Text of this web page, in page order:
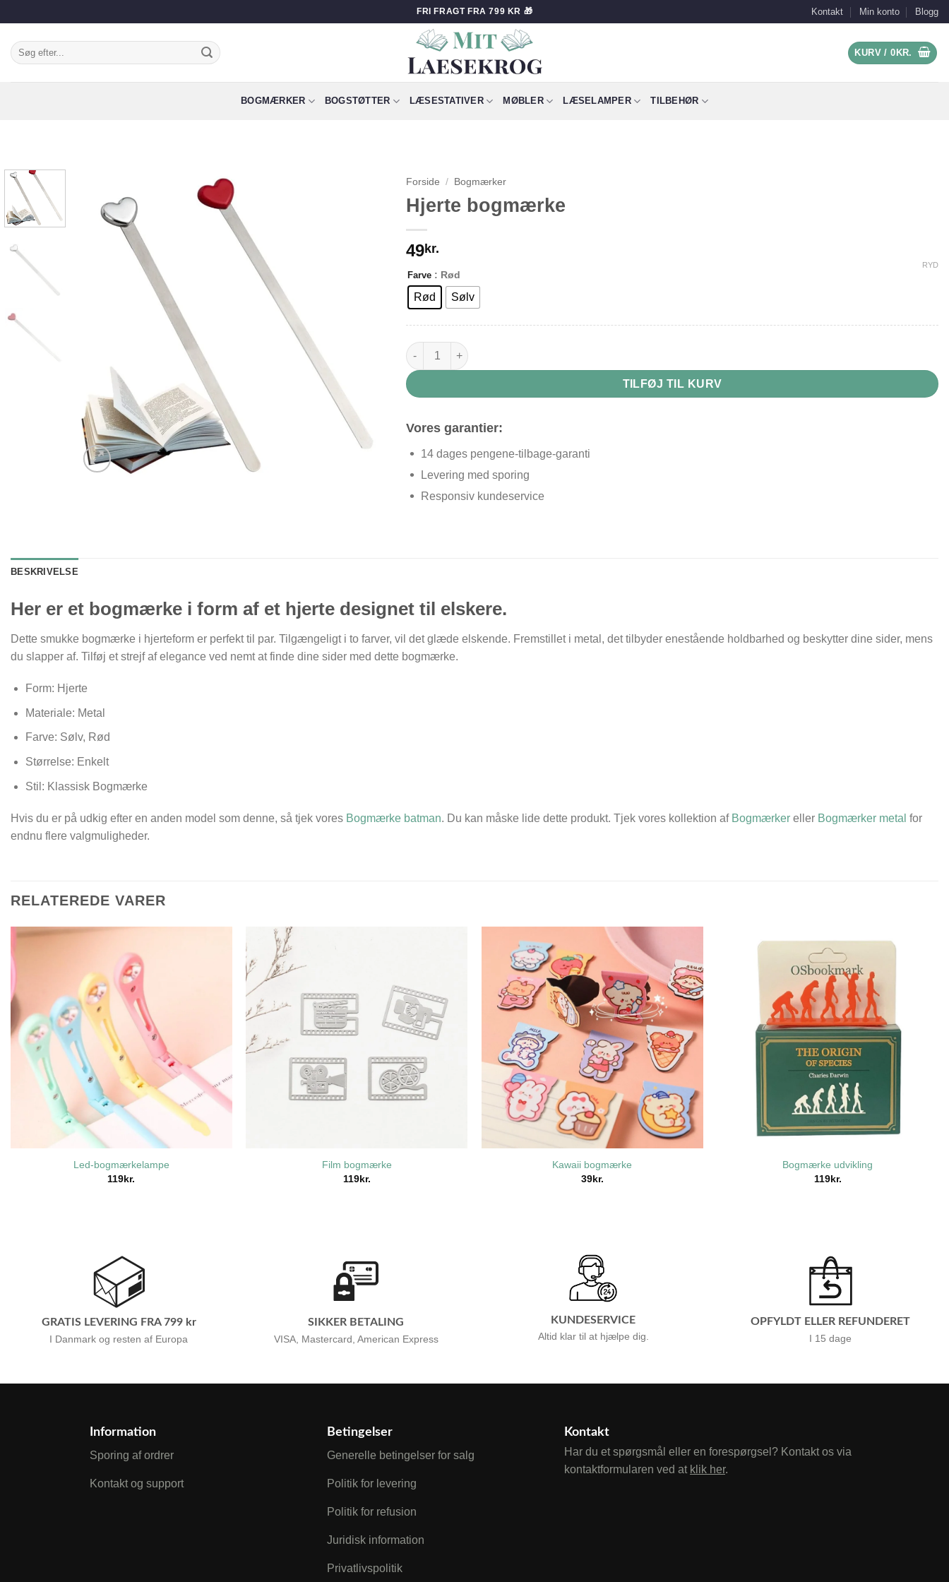
til
indhold
FRI FRAGT FRA 799 KR 🎁 Kontakt Min konto Blogg
Søg
efter:
KURV /0KR.
BOGMÆRKER BOGSTØTTER LÆSESTATIVER MØBLER LÆSELAMPER TILBEHØR
Forside / Bogmærker
Hjerte bogmærke
49kr.
Farve : Rød
Rød Sølv
RYD
Hjerte bogmærke antal
TILFØJ TIL KURV
Vores garantier:
14 dages pengene-tilbage-garanti
Levering med sporing
Responsiv kundeservice
BESKRIVELSE
Her er et bogmærke i form af et hjerte designet til elskere.
Dette smukke bogmærke i hjerteform er perfekt til par. Tilgængeligt i to farver, vil det glæde elskende. Fremstillet i metal, det tilbyder enestående holdbarhed og beskytter dine sider, mens
du slapper af. Tilføj et strejf af elegance ved nemt at finde dine sider med dette bogmærke.
Form: Hjerte
Materiale: Metal
Farve: Sølv, Rød
Størrelse: Enkelt
Stil: Klassisk Bogmærke
Hvis du er på udkig efter en anden model som denne, så tjek vores Bogmærke batman. Du kan måske lide dette produkt. Tjek vores kollektion af Bogmærker eller Bogmærker metal for
endnu flere valgmuligheder.
RELATEREDE VARER
Led-bogmærkelampe
119kr.
Film bogmærke
119kr.
Kawaii bogmærke
39kr.
Bogmærke udvikling
119kr.
GRATIS LEVERING FRA 799 kr
I Danmark og resten af Europa
SIKKER BETALING
VISA, Mastercard, American Express
KUNDESERVICE
Altid klar til at hjælpe dig.
OPFYLDT ELLER REFUNDERET
I 15 dage
Information
Sporing af ordrer
Kontakt og support
Betingelser
Generelle betingelser for salg
Politik for levering
Politik for refusion
Juridisk information
Privatlivspolitik
Kontakt
Har du et spørgsmål eller en forespørgsel? Kontakt os via
kontaktformularen ved at klik her.